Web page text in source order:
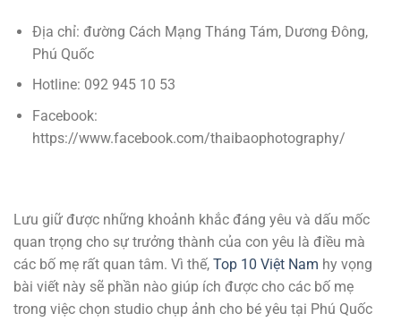
Địa chỉ: đường Cách Mạng Tháng Tám, Dương Đông,
Phú Quốc
Hotline: 092 945 10 53
Facebook:
https://www.facebook.com/thaibaophotography/
Lưu giữ được những khoảnh khắc đáng yêu và dấu mốc
quan trọng cho sự trưởng thành của con yêu là điều mà
các bố mẹ rất quan tâm. Vì thế, Top 10 Việt Nam hy vọng
bài viết này sẽ phần nào giúp ích được cho các bố mẹ
trong việc chọn studio chụp ảnh cho bé yêu tại Phú Quốc